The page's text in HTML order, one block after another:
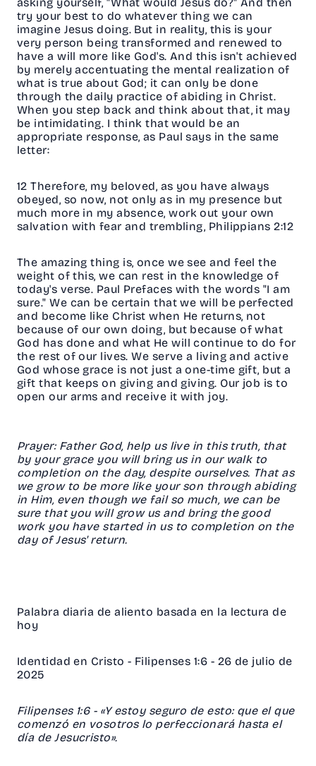
asking yourself, "What would Jesus do?" And then
try your best to do whatever thing we can
imagine Jesus doing. But in reality, this is your
very person being transformed and renewed to
have a will more like God's. And this isn't achieved
by merely accentuating the mental realization of
what is true about God; it can only be done
through the daily practice of abiding in Christ.
When you step back and think about that, it may
be intimidating. I think that would be an
appropriate response, as Paul says in the same
letter:
12 Therefore, my beloved, as you have always
obeyed, so now, not only as in my presence but
much more in my absence, work out your own
salvation with fear and trembling, Philippians 2:12
The amazing thing is, once we see and feel the
weight of this, we can rest in the knowledge of
today's verse. Paul Prefaces with the words "I am
sure." We can be certain that we will be perfected
and become like Christ when He returns, not
because of our own doing, but because of what
God has done and what He will continue to do for
the rest of our lives. We serve a living and active
God whose grace is not just a one-time gift, but a
gift that keeps on giving and giving. Our job is to
open our arms and receive it with joy.
Prayer: Father God, help us live in this truth, that
by your grace you will bring us in our walk to
completion on the day, despite ourselves. That as
we grow to be more like your son through abiding
in Him, even though we fail so much, we can be
sure that you will grow us and bring the good
work you have started in us to completion on the
day of Jesus' return.
Palabra diaria de aliento basada en la lectura de
hoy
Identidad en Cristo - Filipenses 1:6 - 26 de julio de
2025
Filipenses 1:6 - «Y estoy seguro de esto: que el que
comenzó en vosotros lo perfeccionará hasta el
día de Jesucristo».